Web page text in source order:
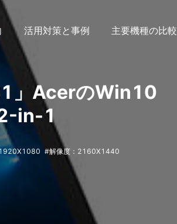
活用対策と事例 主要機種の比較
」AcerのWin10
in-1
解像度：2160X1440